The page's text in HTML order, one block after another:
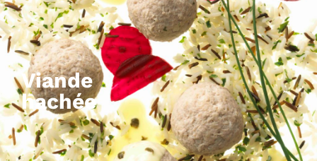
Viande
hachée